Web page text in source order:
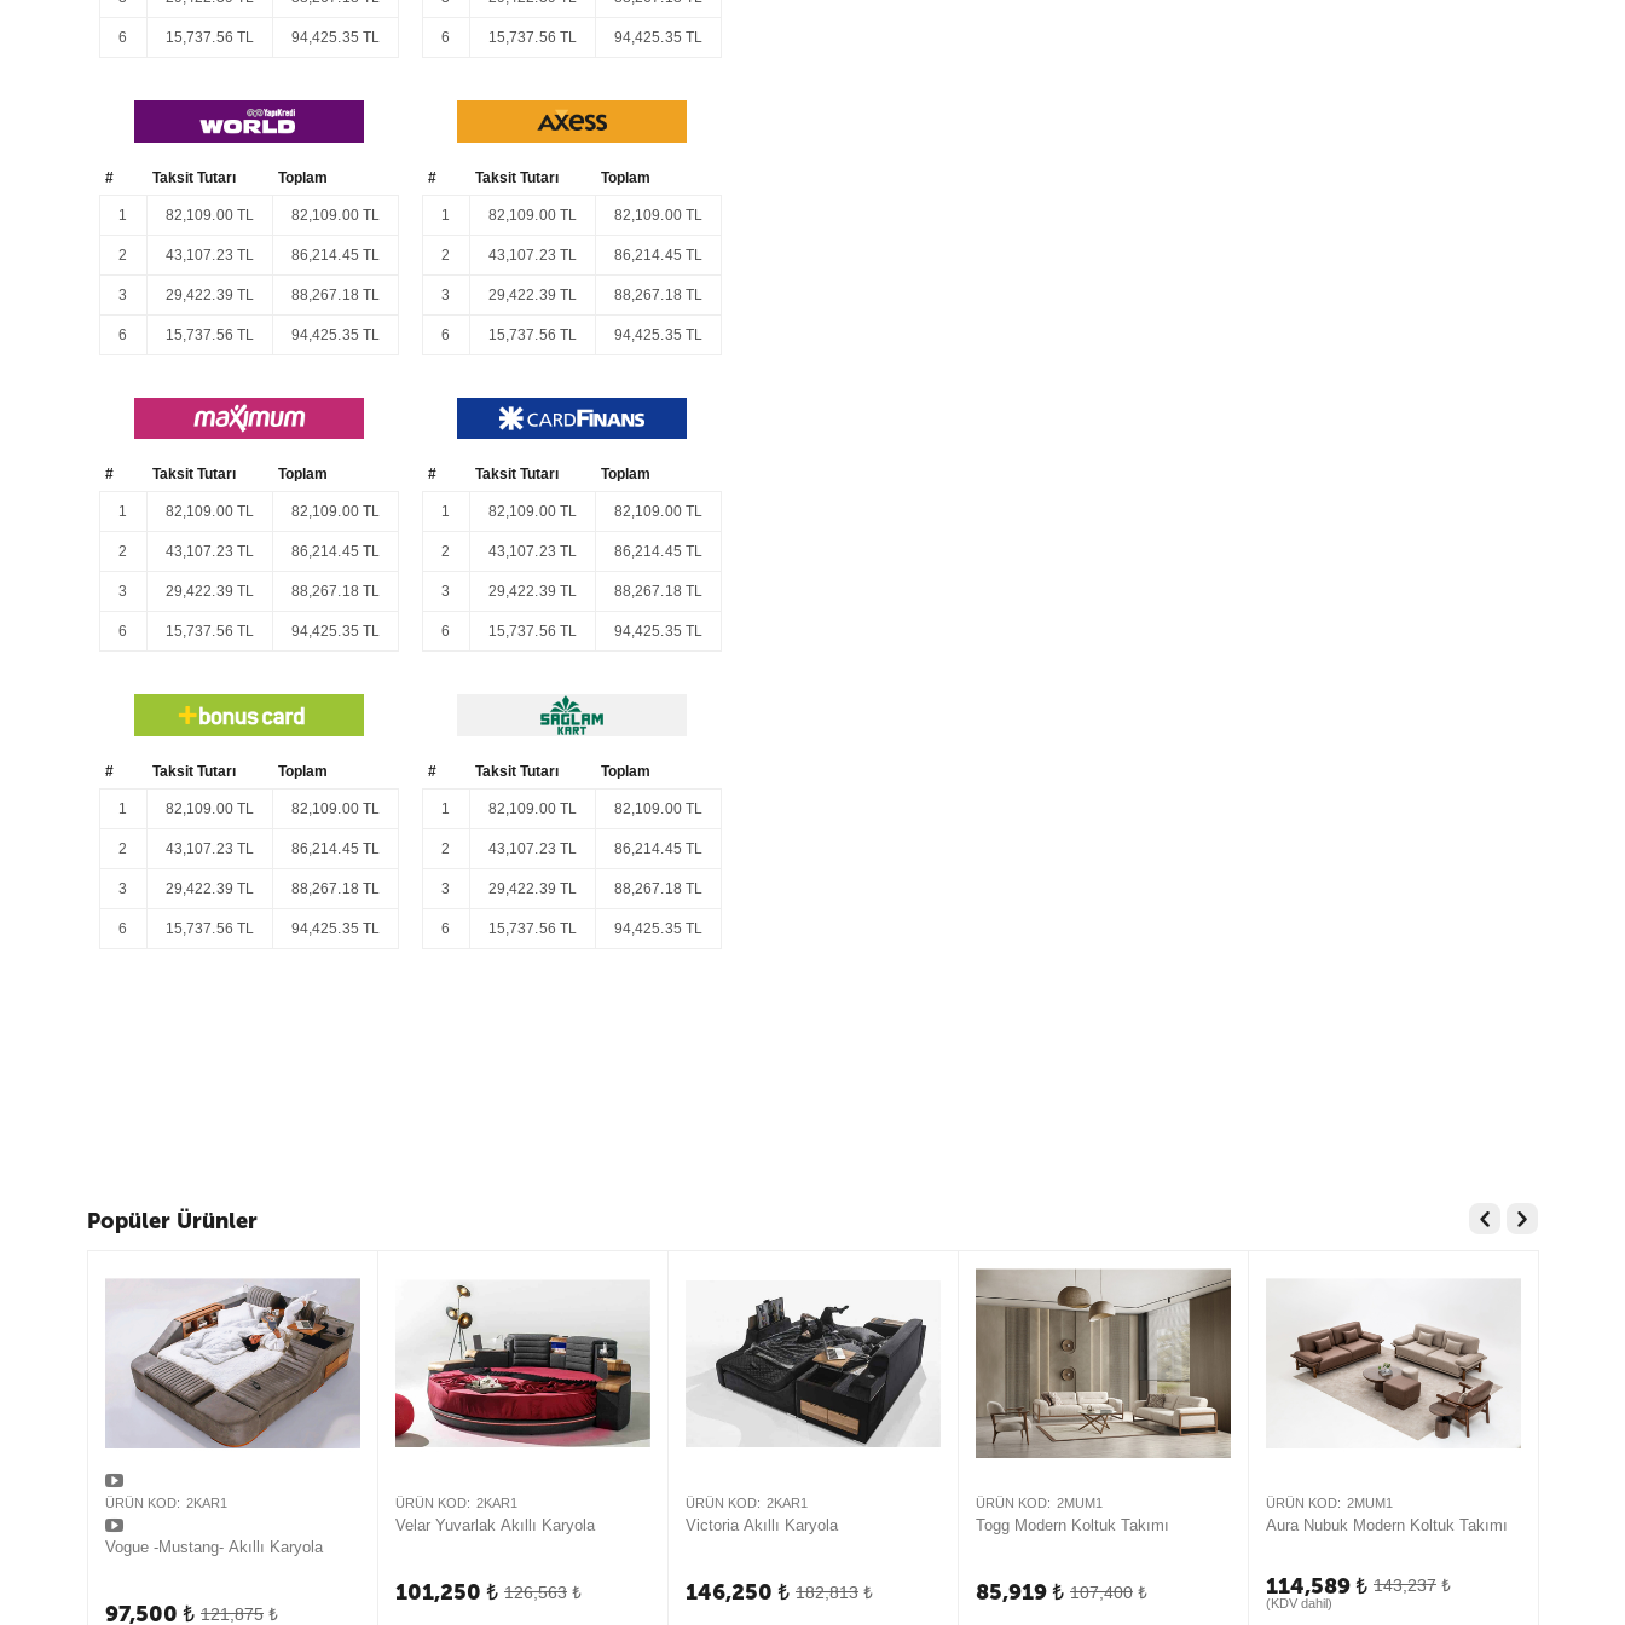
6 15,737.56 TL 94,425.35 TL 6 15,737.56 TL 94,425.35 TL
# Taksit Tutarı Toplam
1 82,109.00 TL 82,109.00 TL
2 43,107.23 TL 86,214.45 TL
3 29,422.39 TL 88,267.18 TL
6 15,737.56 TL 94,425.35 TL
# Taksit Tutarı Toplam
1 82,109.00 TL 82,109.00 TL
2 43,107.23 TL 86,214.45 TL
3 29,422.39 TL 88,267.18 TL
6 15,737.56 TL 94,425.35 TL
# Taksit Tutarı Toplam
1 82,109.00 TL 82,109.00 TL
2 43,107.23 TL 86,214.45 TL
3 29,422.39 TL 88,267.18 TL
6 15,737.56 TL 94,425.35 TL
# Taksit Tutarı Toplam
1 82,109.00 TL 82,109.00 TL
2 43,107.23 TL 86,214.45 TL
3 29,422.39 TL 88,267.18 TL
6 15,737.56 TL 94,425.35 TL
# Taksit Tutarı Toplam
1 82,109.00 TL 82,109.00 TL
2 43,107.23 TL 86,214.45 TL
3 29,422.39 TL 88,267.18 TL
6 15,737.56 TL 94,425.35 TL
# Taksit Tutarı Toplam
1 82,109.00 TL 82,109.00 TL
2 43,107.23 TL 86,214.45 TL
3 29,422.39 TL 88,267.18 TL
6 15,737.56 TL 94,425.35 TL
Popüler Ürünler
ÜRÜN KOD: 2KAR1
Vogue -Mustang- Akıllı Karyola
121,875 ₺
97,500 ₺
ÜRÜN KOD: 2KAR1
Velar Yuvarlak Akıllı Karyola
126,563 ₺
101,250 ₺
ÜRÜN KOD: 2KAR1
Victoria Akıllı Karyola
182,813 ₺
146,250 ₺
ÜRÜN KOD: 2MUM1
Togg Modern Koltuk Takımı
107,400 ₺
85,919₺
ÜRÜN KOD: 2MUM1
Aura Nubuk Modern Koltuk Takımı
143,237 ₺
114,589₺
(KDV dahil)